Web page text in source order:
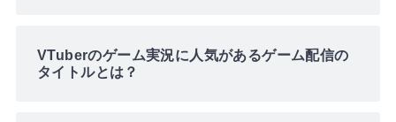
VTuberのゲーム実況に人気があるゲーム配信の
タイトルとは？